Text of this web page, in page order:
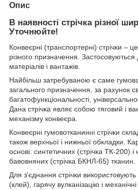
Опис
В наявності стрічка різної
Уточнюйте!
Конвеєрні (транспортерні) стрічки –
різного призначення.
матеріалів і вантажів.
Найбільш затребуваною є саме
загального призначення, за рахунок
багатофункціональності,
Дана стрічка являє собою тяговий і
механізму конвеєра.
Конвеєрні гумовотканинні стрічки
також верхньої і нижньої обкладки.
основі: синтетичних (стрічка ТК-200) і
бавовняних (стрічка БКНЛ-65) тканин.
Для з'єднання стрічки використовують
(клей), гарячу вулканізацію і механічні